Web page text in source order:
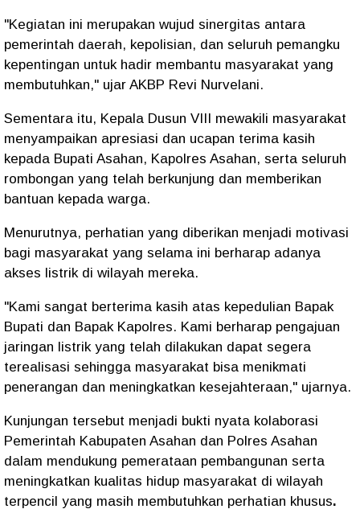
"Kegiatan ini merupakan wujud sinergitas antara
pemerintah daerah, kepolisian, dan seluruh pemangku
kepentingan untuk hadir membantu masyarakat yang
membutuhkan," ujar AKBP Revi Nurvelani.
Sementara itu, Kepala Dusun VIII mewakili masyarakat
menyampaikan apresiasi dan ucapan terima kasih
kepada Bupati Asahan, Kapolres Asahan, serta seluruh
rombongan yang telah berkunjung dan memberikan
bantuan kepada warga.
Menurutnya, perhatian yang diberikan menjadi motivasi
bagi masyarakat yang selama ini berharap adanya
akses listrik di wilayah mereka.
"Kami sangat berterima kasih atas kepedulian Bapak
Bupati dan Bapak Kapolres. Kami berharap pengajuan
jaringan listrik yang telah dilakukan dapat segera
terealisasi sehingga masyarakat bisa menikmati
penerangan dan meningkatkan kesejahteraan," ujarnya.
Kunjungan tersebut menjadi bukti nyata kolaborasi
Pemerintah Kabupaten Asahan dan Polres Asahan
dalam mendukung pemerataan pembangunan serta
meningkatkan kualitas hidup masyarakat di wilayah
terpencil yang masih membutuhkan perhatian khusus.